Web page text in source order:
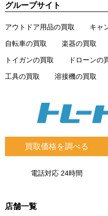
買取価格を調べる
電話対応 24時間
店舗一覧
グループサイト
アウトドア用品の買取 キャ
自転車の買取 楽器の買取
トイガンの買取 ドローンの
工具の買取 溶接機の買取